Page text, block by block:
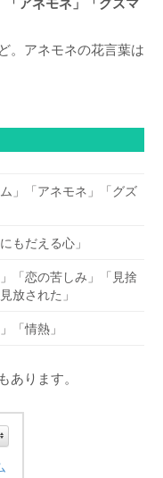
「アネモネ」「グズマ
。アネモネの花言葉は
ム」「アネモネ」「グズ
もだえる心」
」「恋の苦しみ」「見捨
放された」
「情熱」
あります。